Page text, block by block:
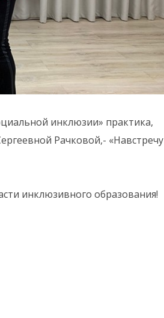
инклюзии» практика,
Рачковой,- «Навстречу
инклюзивного образования!